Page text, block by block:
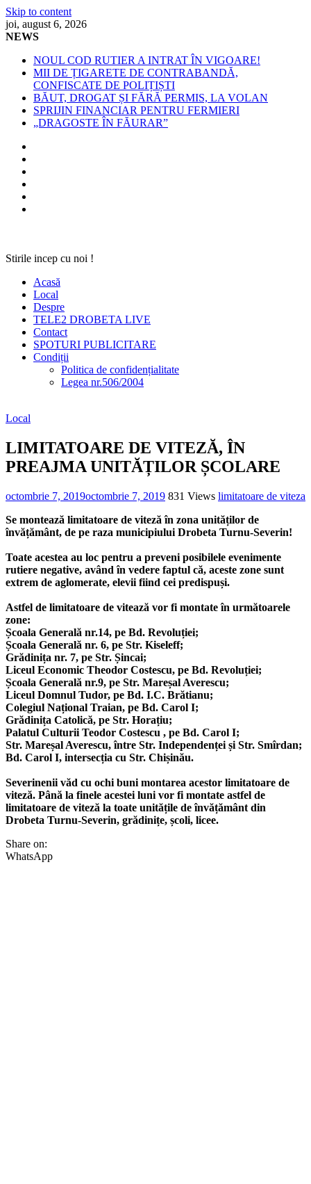
Skip to content
joi, august 6, 2026
NEWS
NOUL COD RUTIER A INTRAT ÎN VIGOARE!
MII DE ȚIGARETE DE CONTRABANDĂ,
CONFISCATE DE POLIȚIȘTI
BĂUT, DROGAT ȘI FĂRĂ PERMIS, LA VOLAN
SPRIJIN FINANCIAR PENTRU FERMIERI
„DRAGOSTE ÎN FĂURAR”
Stirile incep cu noi !
Acasă
Local
Despre
TELE2 DROBETA LIVE
Contact
SPOTURI PUBLICITARE
Condiții
Politica de confidențialitate
Legea nr.506/2004
Local
LIMITATOARE DE VITEZĂ, ÎN
PREAJMA UNITĂȚILOR ȘCOLARE
octombrie 7, 2019octombrie 7, 2019 831 Views limitatoare de viteza
Se montează limitatoare de viteză în zona unităților de
învățământ, de pe raza municipiului Drobeta Turnu-Severin!
Toate acestea au loc pentru a preveni posibilele evenimente
rutiere negative, având în vedere faptul că, aceste zone sunt
extrem de aglomerate, elevii fiind cei predispuși.
Astfel de limitatoare de vitează vor fi montate în următoarele
zone:
Școala Generală nr.14, pe Bd. Revoluției;
Școala Generală nr. 6, pe Str. Kiseleff;
Grădinița nr. 7, pe Str. Șincai;
Liceul Economic Theodor Costescu, pe Bd. Revoluției;
Școala Generală nr.9, pe Str. Mareșal Averescu;
Liceul Domnul Tudor, pe Bd. I.C. Brătianu;
Colegiul Național Traian, pe Bd. Carol I;
Grădinița Catolică, pe Str. Horațiu;
Palatul Culturii Teodor Costescu , pe Bd. Carol I;
Str. Mareșal Averescu, între Str. Independenței și Str. Smîrdan;
Bd. Carol I, intersecția cu Str. Chișinău.
Severinenii văd cu ochi buni montarea acestor limitatoare de
viteză. Până la finele acestei luni vor fi montate astfel de
limitatoare de viteză la toate unitățile de învățământ din
Drobeta Turnu-Severin, grădinițe, școli, licee.
Share on:
WhatsApp